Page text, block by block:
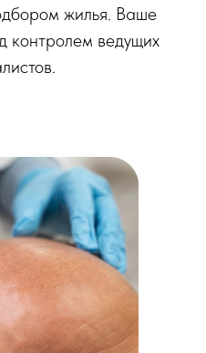
жилья. Ваше
ведущих